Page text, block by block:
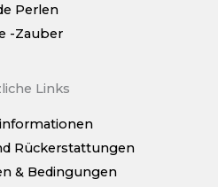
Perlen
-Zauber
Links
Rückerstattungen
& Bedingungen